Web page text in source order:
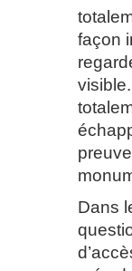
façon
Dans